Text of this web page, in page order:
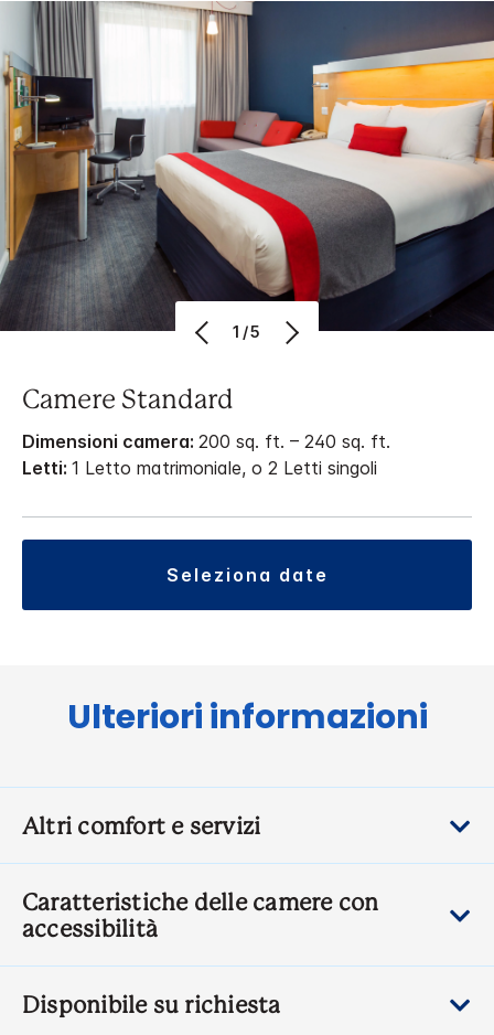
1/5
Camere Standard
Dimensioni camera: 200 sq. ft. – 240 sq. ft.
Letti: 1 Letto matrimoniale, o 2 Letti singoli
seleziona date
Ulteriori informazioni
Altri comfort e servizi
Caratteristiche delle camere con
accessibilità
Disponibile su richiesta